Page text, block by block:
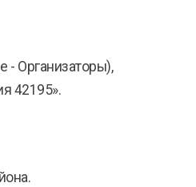
- Организаторы),
42195».